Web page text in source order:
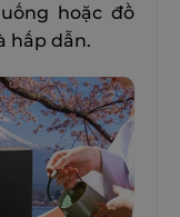
hoặc đồ
hấp dẫn.